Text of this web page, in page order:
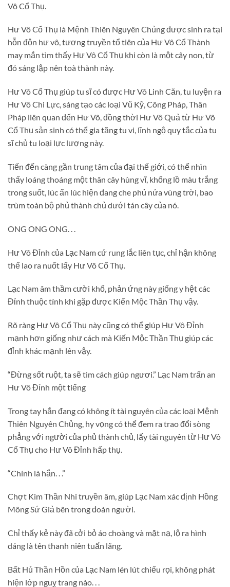
Vô Cổ Thụ.
Hư Vô Cổ Thụ là Mệnh Thiên Nguyên Chủng được sinh ra tại
hỗn độn hư vô, tương truyền tổ tiên của Hư Vô Cổ Thành
may mắn tìm thấy Hư Vô Cổ Thụ khi còn là một cây non, từ
đó sáng lập nên toà thành này.
Hư Vô Cổ Thụ giúp tu sĩ có được Hư Vô Linh Căn, tu luyện ra
Hư Vô Chi Lực, sáng tạo các loại Vũ Kỹ, Công Pháp, Thân
Pháp liên quan đến Hư Vô, đồng thời Hư Vô Quả từ Hư Vô
Cổ Thụ sản sinh có thể gia tăng tu vi, lĩnh ngộ quy tắc của tu
sĩ chủ tu loại lực lượng này.
Tiến đến càng gần trung tâm của đại thế giới, có thể nhìn
thấy loáng thoáng một thân cây hùng vĩ, khổng lồ màu trắng
trong suốt, lúc ẩn lúc hiện đang che phủ nửa vùng trời, bao
trùm toàn bộ phủ thành chủ dưới tán cây của nó.
ONG ONG ONG. . .
Hư Vô Đỉnh của Lạc Nam cứ rung lắc liên tục, chỉ hận không
thể lao ra nuốt lấy Hư Vô Cổ Thụ.
Lạc Nam âm thầm cười khổ, phản ứng này giống y hệt các
Đỉnh thuộc tính khi gặp được Kiến Mộc Thần Thụ vậy.
Rõ ràng Hư Vô Cổ Thụ này cũng có thể giúp Hư Vô Đỉnh
mạnh hơn giống như cách mà Kiến Mộc Thần Thụ giúp các
đỉnh khác mạnh lên vậy.
“Đừng sốt ruột, ta sẽ tìm cách giúp ngươi.” Lạc Nam trấn an
Hư Vô Đỉnh một tiếng
Trong tay hắn đang có không ít tài nguyên của các loại Mệnh
Thiên Nguyên Chủng, hy vọng có thể đem ra trao đổi sòng
phẳng với người của phủ thành chủ, lấy tài nguyên từ Hư Vô
Cổ Thụ cho Hư Vô Đỉnh hấp thụ.
“Chính là hắn. . .”
Chợt Kim Thần Nhi truyền âm, giúp Lạc Nam xác định Hồng
Mông Sứ Giả bên trong đoàn người.
Chỉ thấy kẻ này đã cởi bỏ áo choàng và mặt nạ, lộ ra hình
dáng là tên thanh niên tuấn lãng.
Bất Hủ Thần Hồn của Lạc Nam lén lút chiếu rọi, không phát
hiện lớp nguỵ trang nào. . .